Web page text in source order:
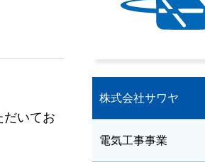
だいてお
株式会社サワヤ
電気工事事業